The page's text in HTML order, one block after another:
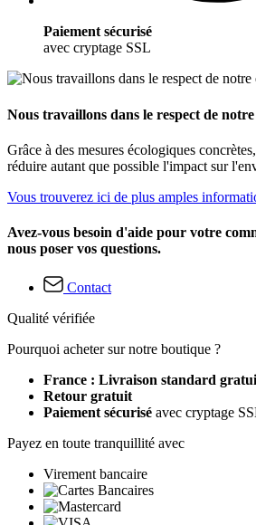
Paiement sécurisé
avec cryptage SSL
Nous travaillons dans le respect de
Grâce à des mesures écologiques
réduire autant que possible l'impact sur
Vous trouverez ici de plus amples
Avez-vous besoin d'aide pour votre
nous poser vos questions.
Contact
Qualité vérifiée
Pourquoi acheter sur notre boutique ?
France : Livraison standard
Retour gratuit
Paiement sécurisé avec cryptage
Payez en toute tranquillité avec
Virement bancaire